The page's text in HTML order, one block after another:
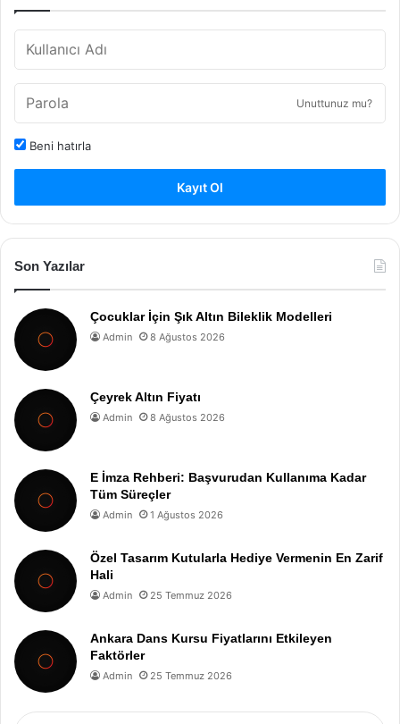
Unuttunuz mu?
Beni hatırla
Kayıt Ol
Son Yazılar
Çocuklar İçin Şık Altın Bileklik Modelleri
Admin 8 Ağustos 2026
Çeyrek Altın Fiyatı
Admin 8 Ağustos 2026
E İmza Rehberi: Başvurudan Kullanıma Kadar
Tüm Süreçler
Admin 1 Ağustos 2026
Özel Tasarım Kutularla Hediye Vermenin En Zarif
Hali
Admin 25 Temmuz 2026
Ankara Dans Kursu Fiyatlarını Etkileyen
Faktörler
Admin 25 Temmuz 2026